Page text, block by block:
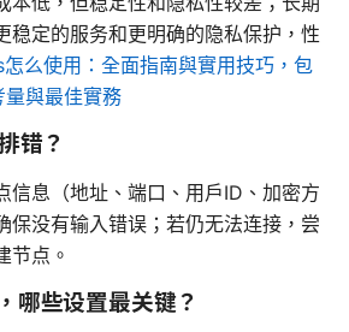
稳定的服务和更明确的隐私保护，性
怎么使用：全面指南與實用技巧，包
與最佳實務
错？
信息（地址、端口、用户ID、加密方
保没有输入错误；若仍无法连接，尝
节点。
哪些设置最关键？